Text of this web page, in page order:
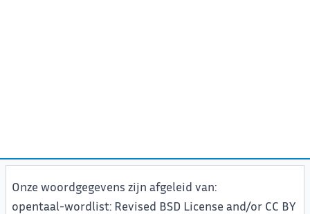
Onze woordgegevens zijn afgeleid van:
opentaal-wordlist: Revised BSD License and/or CC BY